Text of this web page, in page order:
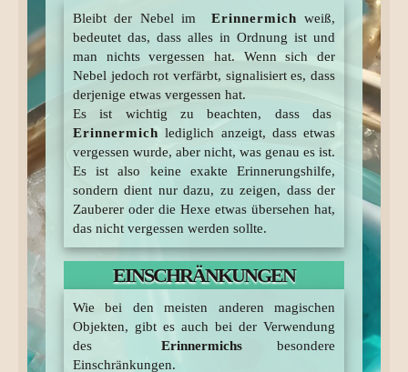
Bleibt der Nebel im Erinnermich weiß,
bedeutet das, dass alles in Ordnung ist und
man nichts vergessen hat. Wenn sich der
Nebel jedoch rot verfärbt, signalisiert es, dass
derjenige etwas vergessen hat.
Es ist wichtig zu beachten, dass das
Erinnermich lediglich anzeigt, dass etwas
vergessen wurde, aber nicht, was genau es ist.
Es ist also keine exakte Erinnerungshilfe,
sondern dient nur dazu, zu zeigen, dass der
Zauberer oder die Hexe etwas übersehen hat,
das nicht vergessen werden sollte.
EINSCHRÄNKUNGEN
Wie bei den meisten anderen magischen
Objekten, gibt es auch bei der Verwendung
des Erinnermichs besondere
Einschränkungen.